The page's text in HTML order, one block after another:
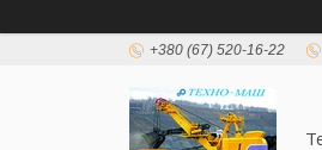
+380 (67) 520-16-22